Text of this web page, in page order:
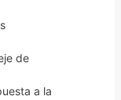
de
a la